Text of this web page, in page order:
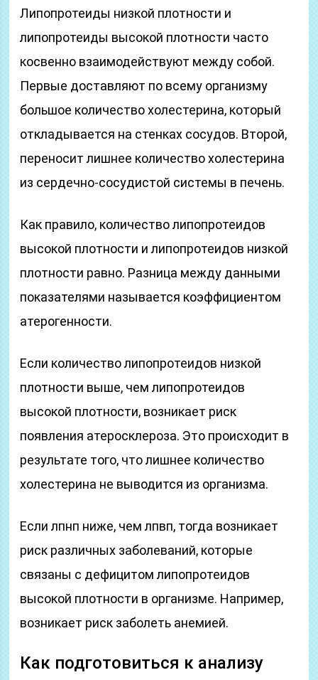
Липопротеиды низкой плотности и
липопротеиды высокой плотности часто
косвенно взаимодействуют между собой.
Первые доставляют по всему организму
большое количество холестерина, который
откладывается на стенках сосудов. Второй,
переносит лишнее количество холестерина
из сердечно-сосудистой системы в печень.
Как правило, количество липопротеидов
высокой плотности и липопротеидов низкой
плотности равно. Разница между данными
показателями называется коэффициентом
атерогенности.
Если количество липопротеидов низкой
плотности выше, чем липопротеидов
высокой плотности, возникает риск
появления атеросклероза. Это происходит в
результате того, что лишнее количество
холестерина не выводится из организма.
Если лпнп ниже, чем лпвп, тогда возникает
риск различных заболеваний, которые
связаны с дефицитом липопротеидов
высокой плотности в организме. Например,
возникает риск заболеть анемией.
Как подготовиться к анализу